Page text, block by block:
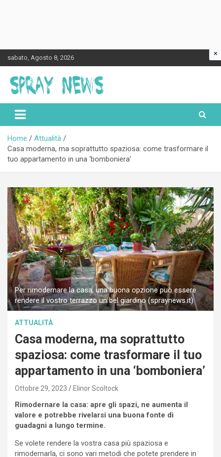
to
content
sabato, Agosto 8, 2026
Spraynews.it
Home
Attualità
Casa moderna, ma soprattutto spaziosa: come trasformare il
tuo appartamento in una ‘bomboniera’
Per rimodernare la casa, una buona opzione può essere
rendere il vostro terrazzo un bel giardino (spraynews.it)
ATTUALITÀ
Casa moderna, ma soprattutto
spaziosa: come trasformare il tuo
appartamento in una ‘bomboniera’
Ottobre 29, 2023 Elinor Scoltock
Rimodernare la casa: apre gli spazi, ne aumenta il
valore e potrebbe rivelarsi una buona fonte di
guadagni a lungo termine.
Se volete rendere la vostra casa più spaziosa e
rimodernarla, ci sono vari metodi che potete prendere in
×